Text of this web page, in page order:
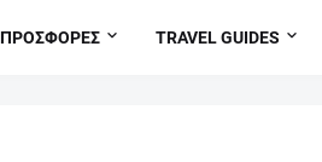
ΠΡΟΣΦΟΡΕΣ TRAVEL GUIDES